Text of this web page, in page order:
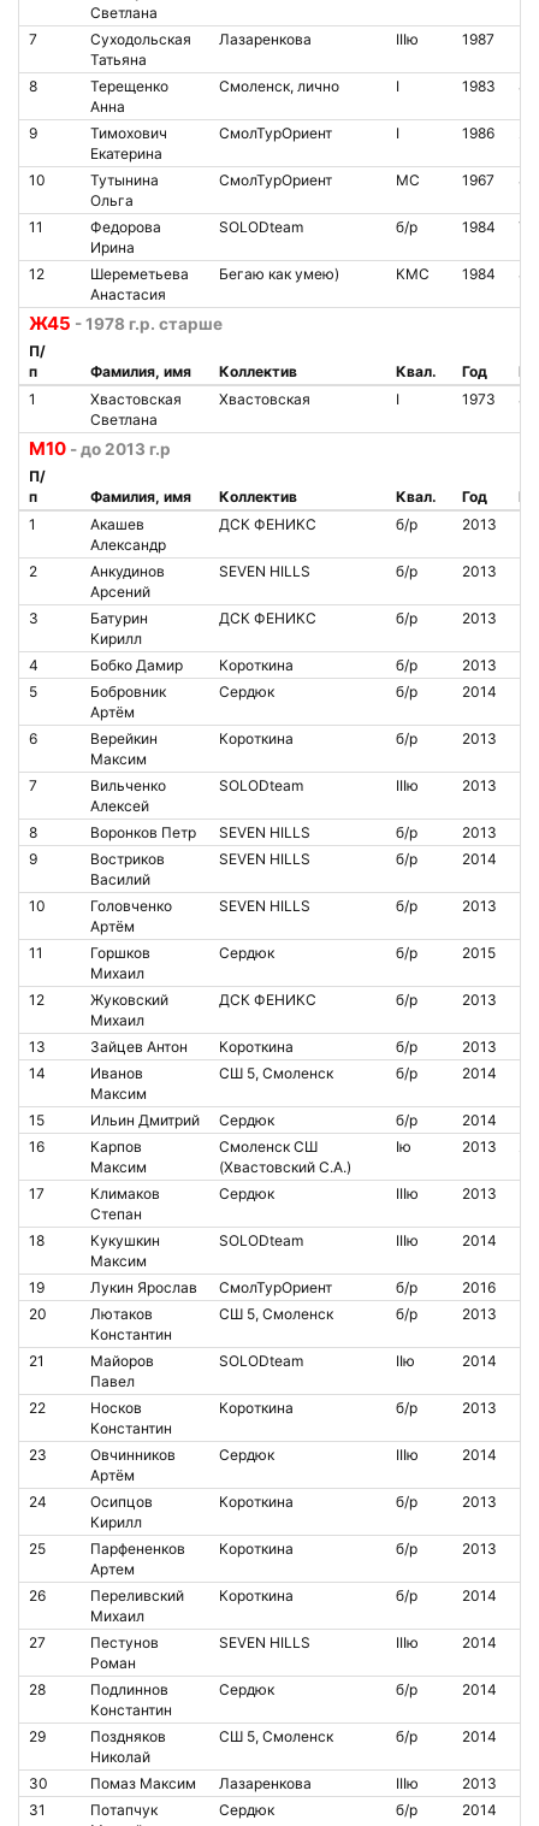
Светлана
7
Суходольская
Татьяна
Лазаренкова IIIю 1987
8
Терещенко
Анна
Смоленск, лично I 1983
9
Тимохович
Екатерина
СмолТурОриент I 1986
10
Тутынина
Ольга
СмолТурОриент МС 1967
11
Федорова
Ирина
SOLODteam б/р 1984
12
Шереметьева
Анастасия
Бегаю как умею) КМС 1984
Ж45 - 1978 г.р. старше
П/
п
Фамилия, имя Коллектив Квал. Год
№
1
Хвастовская
Светлана
Хвастовская I 1973
М10 - до 2013 г.р
П/
п
Фамилия, имя Коллектив Квал. Год
№
1
Акашев
Александр
ДСК ФЕНИКС б/р 2013
2
Анкудинов
Арсений
SEVEN HILLS б/р 2013
3
Батурин
Кирилл
ДСК ФЕНИКС б/р 2013
4 Бобко Дамир Короткина б/р
2013
5
Бобровник
Артём
Сердюк б/р 2014
6
Верейкин
Максим
Короткина б/р 2013
7
Вильченко
Алексей
SOLODteam IIIю 2013
8 Воронков Петр SEVEN HILLS б/р
2013
9
Востриков
Василий
SEVEN HILLS б/р 2014
10
Головченко
Артём
SEVEN HILLS б/р 2013
11
Горшков
Михаил
Сердюк б/р 2015
12
Жуковский
Михаил
ДСК ФЕНИКС б/р 2013
13 Зайцев Антон Короткина б/р
2013
14
Иванов
Максим
СШ 5, Смоленск б/р 2014
15 Ильин Дмитрий Сердюк б/р
2014
16
Карпов
Максим
Смоленск СШ
(Хвастовский С.А.)
Iю 2013
17
Климаков
Степан
Сердюк IIIю 2013
18
Кукушкин
Максим
SOLODteam IIIю 2014
19 Лукин Ярослав СмолТурОриент б/р
2016
20
Лютаков
Константин
СШ 5, Смоленск б/р 2013
21
Майоров
Павел
SOLODteam IIю 2014
22
Носков
Константин
Короткина б/р 2013
23
Овчинников
Артём
Сердюк IIIю 2014
24
Осипцов
Кирилл
Короткина б/р 2013
25
Парфененков
Артем
Короткина б/р 2013
26
Переливский
Михаил
Короткина б/р 2014
27
Пестунов
Роман
SEVEN HILLS IIIю 2014
28
Подлиннов
Константин
Сердюк б/р 2014
29
Поздняков
Николай
СШ 5, Смоленск б/р 2014
30 Помаз Максим Лазаренкова IIIю
2013
31
Потапчук
Сердюк б/р 2014